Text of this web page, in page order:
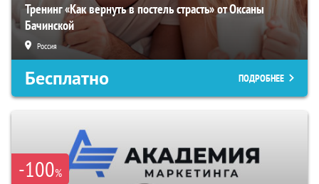
Тренинг «Как вернуть в постель страсть» от Оксаны
Бачинской
Россия
Бесплатно ПОДРОБНЕЕ
-100%